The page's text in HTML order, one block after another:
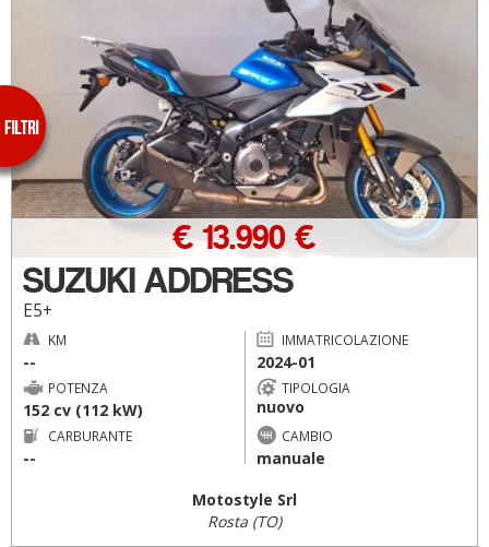
SUZUKI ADDRESS
E5+
€ 13.990 €
KM
--
IMMATRICOLAZIONE
2024-01
POTENZA
152 cv (112 kW)
TIPOLOGIA
nuovo
CARBURANTE
--
CAMBIO
manuale
Motostyle Srl
Rosta (TO)